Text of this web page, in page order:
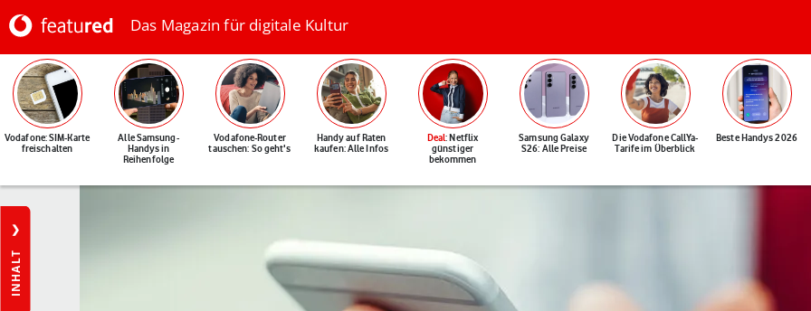
Das Magazin für digitale Kultur
Vodafone: SIM-Karte
freischalten
Alle Samsung-
Handys in
Reihenfolge
Vodafone-Router
tauschen: So geht's
Handy auf Raten
kaufen: Alle Infos
Deal: Netflix
günstiger
bekommen
Samsung Galaxy
S26: Alle Preise
Die Vodafone CallYa-
Tarife im Überblick
Beste Handys 2026
INHALT